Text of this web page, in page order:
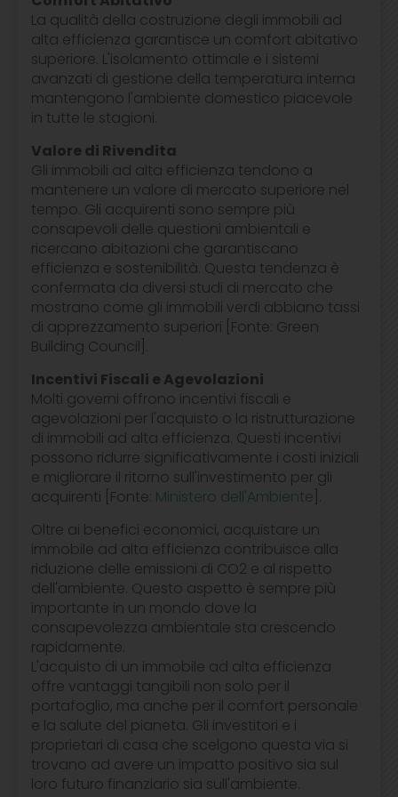
La qualità della costruzione degli immobili ad
alta efficienza garantisce un comfort abitativo
superiore. L'isolamento ottimale e i sistemi
avanzati di gestione della temperatura interna
mantengono l'ambiente domestico piacevole
in tutte le stagioni.
Valore di Rivendita
Gli immobili ad alta efficienza tendono a
mantenere un valore di mercato superiore nel
tempo. Gli acquirenti sono sempre più
consapevoli delle questioni ambientali e
ricercano abitazioni che garantiscano
efficienza e sostenibilità. Questa tendenza è
confermata da diversi studi di mercato che
mostrano come gli immobili verdi abbiano tassi
di apprezzamento superiori [Fonte: Green
Building Council].
Incentivi Fiscali e Agevolazioni
Molti governi offrono incentivi fiscali e
agevolazioni per l'acquisto o la ristrutturazione
di immobili ad alta efficienza. Questi incentivi
possono ridurre significativamente i costi iniziali
e migliorare il ritorno sull'investimento per gli
acquirenti [Fonte: Ministero dell'Ambiente ].
Oltre ai benefici economici, acquistare un
immobile ad alta efficienza contribuisce alla
riduzione delle emissioni di CO2 e al rispetto
dell'ambiente. Questo aspetto è sempre più
importante in un mondo dove la
consapevolezza ambientale sta crescendo
rapidamente.
L'acquisto di un immobile ad alta efficienza
offre vantaggi tangibili non solo per il
portafoglio, ma anche per il comfort personale
e la salute del pianeta. Gli investitori e i
proprietari di casa che scelgono questa via si
trovano ad avere un impatto positivo sia sul
loro futuro finanziario sia sull'ambiente.